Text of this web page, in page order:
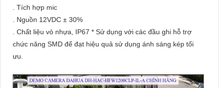
. Tích hợp mic
. Nguồn 12VDC ± 30%
. Chất liệu vỏ nhựa, IP67 * Sử dụng với các đầu ghi hỗ trợ
chức năng SMD để đạt hiệu quả sử dụng ánh sáng kép tối
ưu.